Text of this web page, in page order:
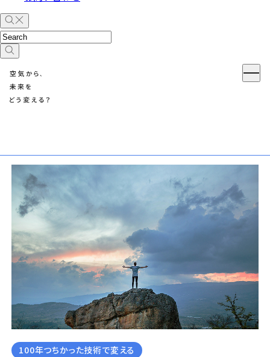
100年つちかった技術で変える